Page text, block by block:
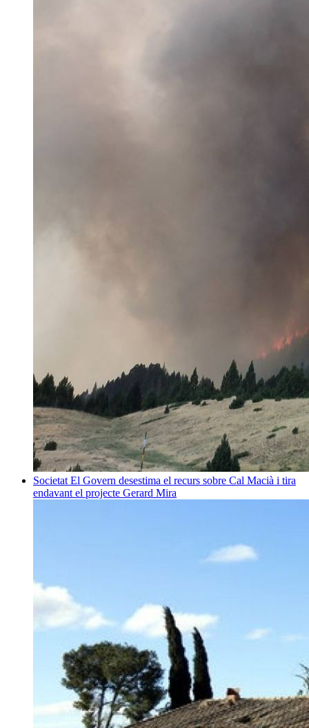
Societat El Govern desestima el recurs sobre Cal Macià i tira
endavant el projecte Gerard Mira